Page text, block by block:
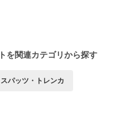
を関連カテゴリから探す
パッツ・トレンカ